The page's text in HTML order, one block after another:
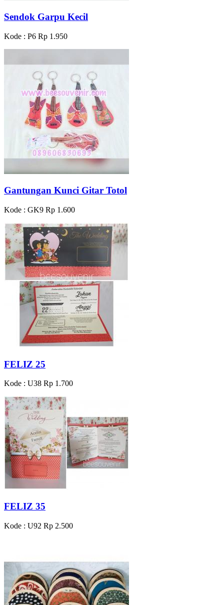
Sendok Garpu Kecil
Kode : P6 Rp 1.950
Gantungan Kunci Gitar Totol
Kode : GK9 Rp 1.600
FELIZ 25
Kode : U38 Rp 1.700
FELIZ 35
Kode : U92 Rp 2.500